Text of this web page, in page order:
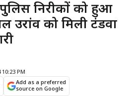
निरीक्षकों को हुआ
उरांव को मिली टंडवा
PM
Add as a preferred
source on Google